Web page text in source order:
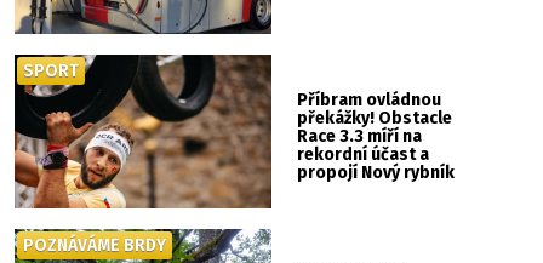
Příbram ovládnou
překážky! Obstacle
Race 3.3 míří na
rekordní účast a
propojí Nový rybník
SPORT
POZNÁVÁME BRDY